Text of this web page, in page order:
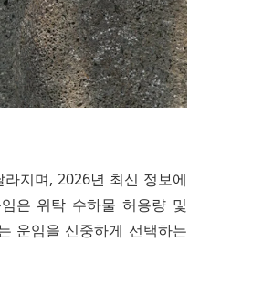
지며, 2026년 최신 정보에
은 위탁 수하물 허용량 및
운임을 신중하게 선택하는